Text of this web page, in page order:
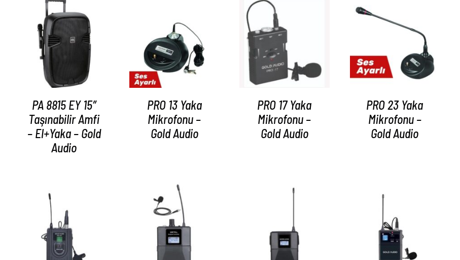
AYRINTILAR
PA 8815 EY 15″
Taşınabilir Amfi
– El+Yaka – Gold
Audio
AYRINTILAR
PRO 13 Yaka
Mikrofonu –
Gold Audio
AYRINTILAR
PRO 17 Yaka
Mikrofonu –
Gold Audio
PRO 23 Yaka
Mikrofonu –
Gold Audio
AYRINTILAR AYRINTILAR AYRINTILAR AYRINTILAR